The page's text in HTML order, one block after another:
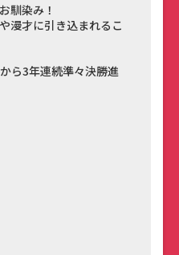
馴染み！
漫才に引き込まれるこ
ら3年連続準々決勝進